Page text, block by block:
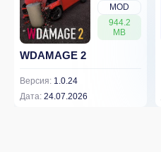
MOD
944.2
MB
WDAMAGE 2
Версия: 1.0.24
Дата: 24.07.2026